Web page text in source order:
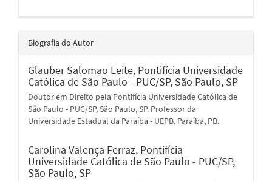
Biografia do Autor
Glauber Salomao Leite, Pontifícia Universidade
Católica de São Paulo - PUC/SP, São Paulo, SP
Doutor em Direito pela Pontifícia Universidade Católica de
São Paulo - PUC/SP, São Paulo, SP. Professor da
Universidade Estadual da Paraíba - UEPB, Paraíba, PB.
Carolina Valença Ferraz, Pontifícia
Universidade Católica de São Paulo - PUC/SP,
São Paulo, SP